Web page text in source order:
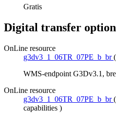
Gratis
Digital transfer
OnLine resource
g3dv3_1_06TR_07PE_b_br (
WMS-endpoint G3Dv3.1,
OnLine resource
g3dv3_1_06TR_07PE_b_br (
capabilities )